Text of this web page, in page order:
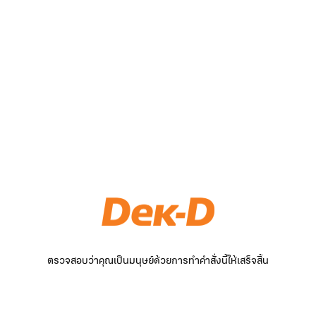
ตรวจสอบว่าคุณเป็นมนุษย์ด้วยการทำคำสั่งนี้ให้เสร็จสิ้น